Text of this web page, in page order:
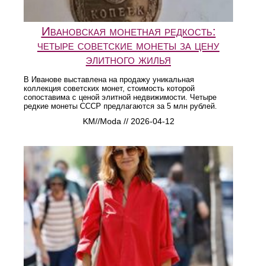
Ивановская монетная редкость:
четыре советские монеты за цену
элитного жилья
В Иванове выставлена на продажу уникальная
коллекция советских монет, стоимость которой
сопоставима с ценой элитной недвижимости. Четыре
редкие монеты СССР предлагаются за 5 млн рублей.
KM//Moda // 2026-04-12